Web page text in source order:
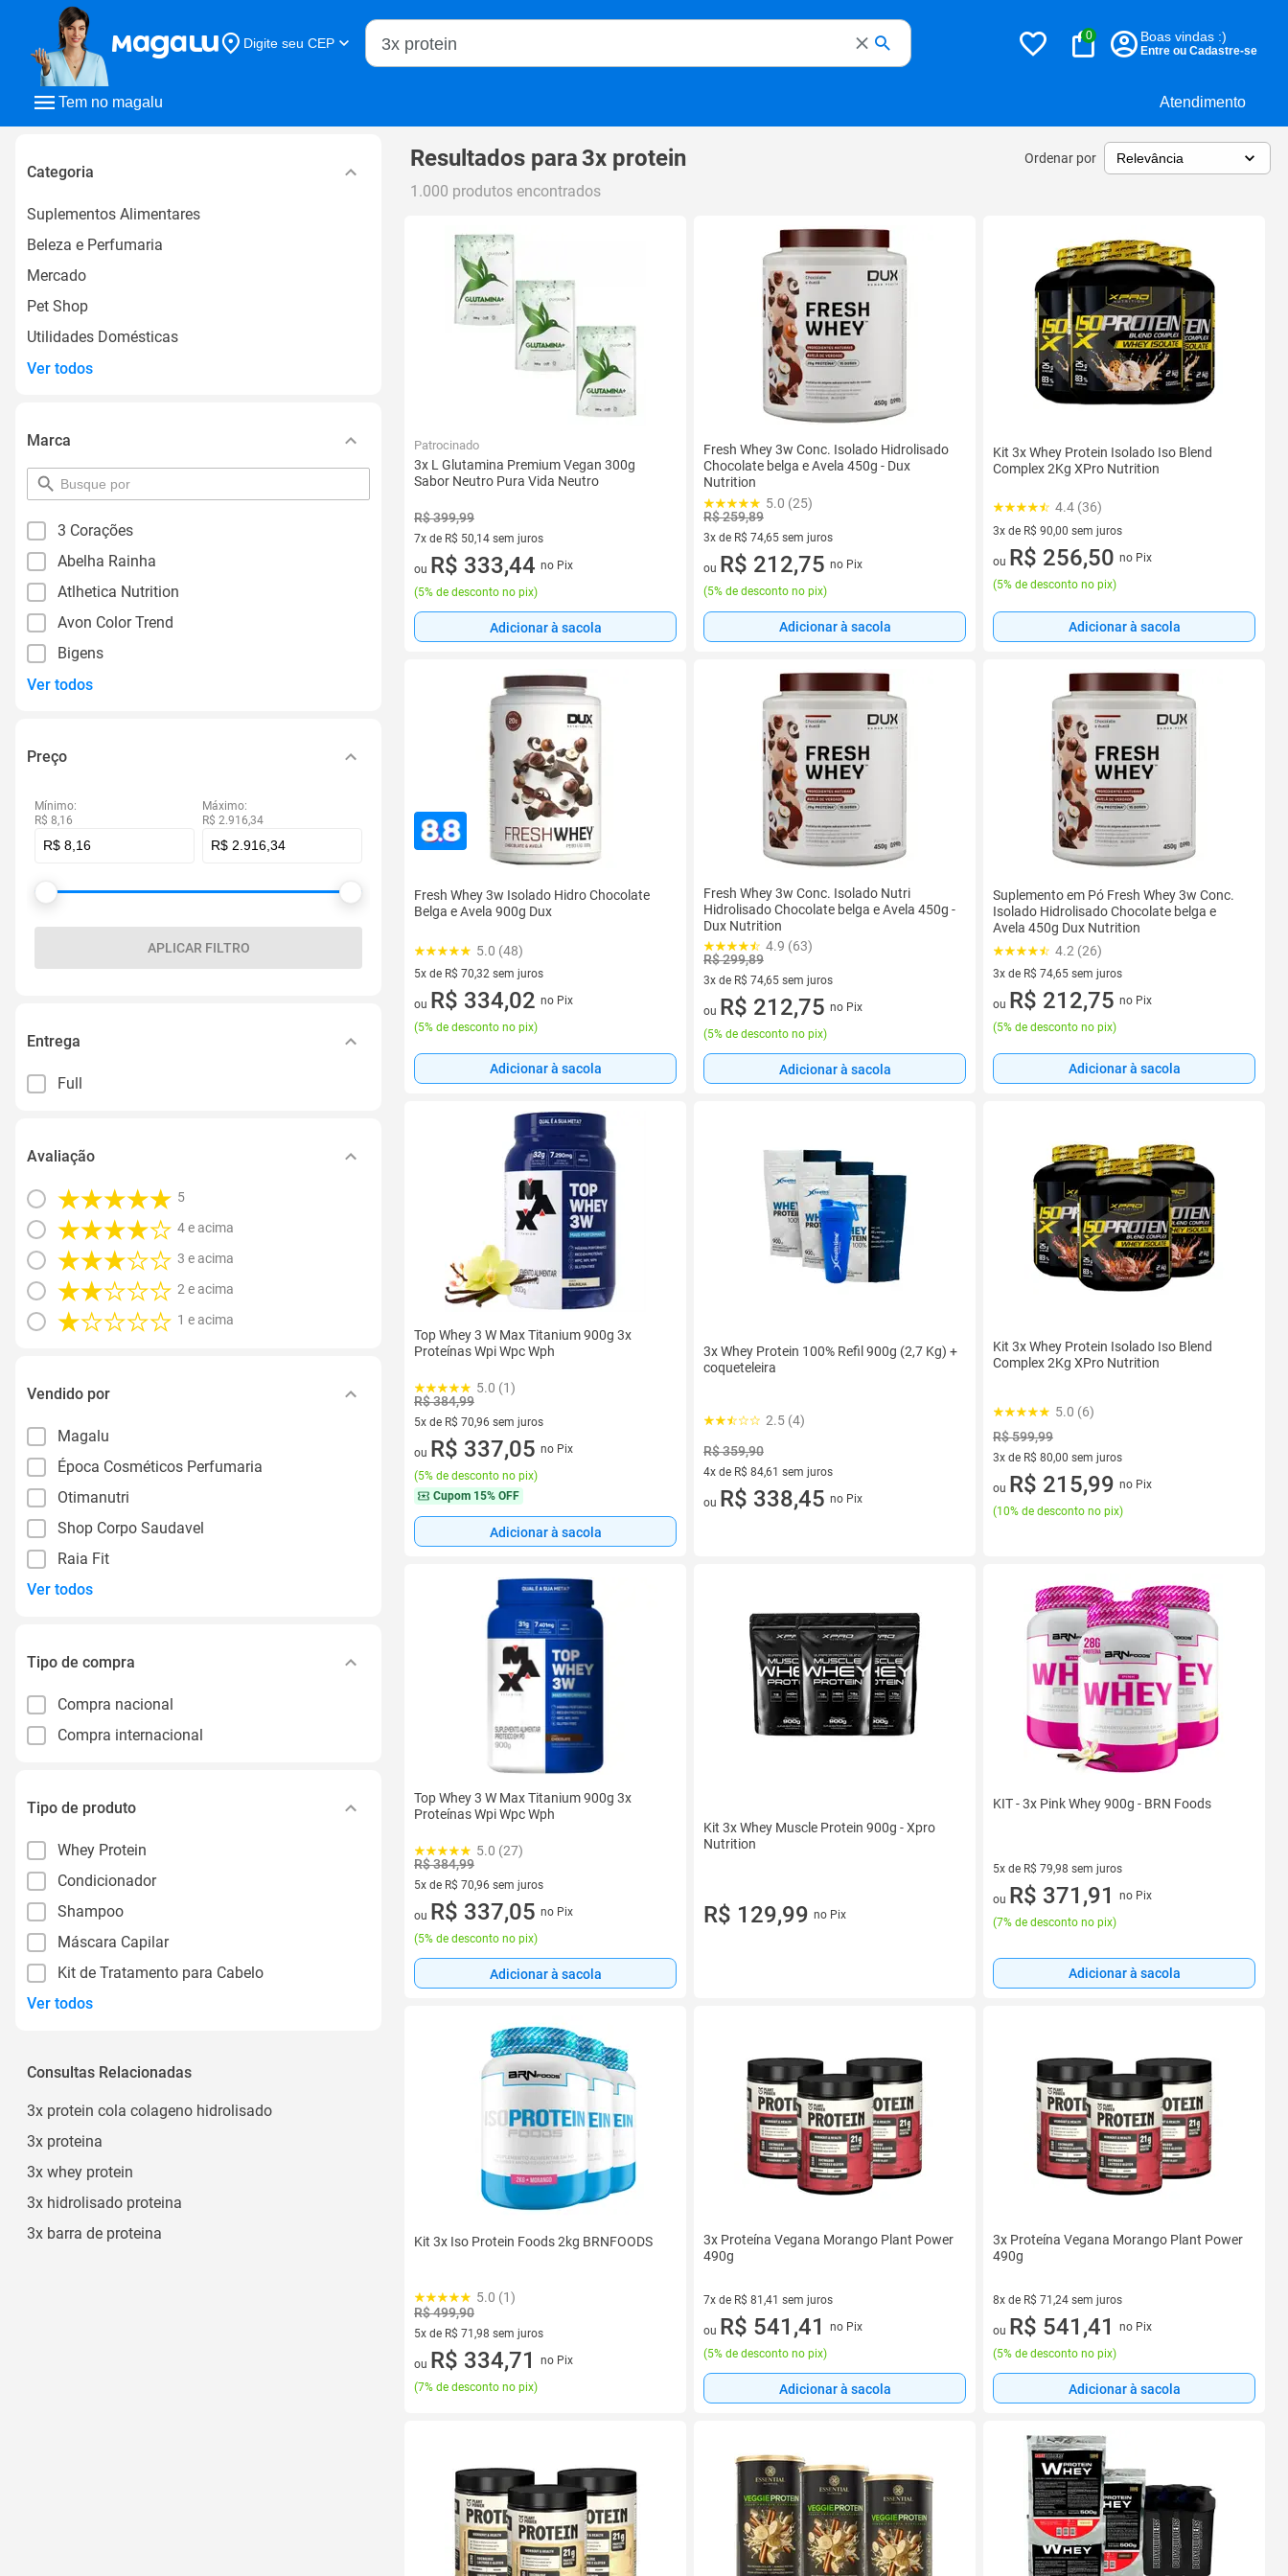
Tem no magalu Atendimento
Digite seu CEP
Buscar no Magalu
0 Boas vindas :)
Entre ou Cadastre-se
Categoria
Suplementos Alimentares
Beleza e Perfumaria
Mercado
Pet Shop
Utilidades Domésticas
Ver todos
Marca
pesquisar
por
3 Corações
Abelha Rainha
Atlhetica Nutrition
Avon Color Trend
Bigens
Ver todos
Preço
Mínimo:
R$ 8,16
Máximo:
R$ 2.916,34
APLICAR FILTRO
Entrega
Full
Avaliação
5
4 e acima
3 e acima
2 e acima
1 e acima
Vendido por
Magalu
Época Cosméticos Perfumaria
Otimanutri
Shop Corpo Saudavel
Raia Fit
Ver todos
Tipo de compra
Compra nacional
Compra internacional
Tipo de produto
Whey Protein
Condicionador
Shampoo
Máscara Capilar
Kit de Tratamento para Cabelo
Ver todos
Consultas Relacionadas
3x protein cola colageno hidrolisado
3x proteina
3x whey protein
3x hidrolisado proteina
3x barra de proteina
Resultados para3x protein Ordenar por
1.000 produtos encontrados
Patrocinado
3x L Glutamina Premium Vegan 300g
Sabor Neutro Pura Vida Neutro
R$ 399,99
7x de R$ 50,14 sem juros
7 vez de R$ 50,14 sem juros
ou R$ 333,44 no Pix
(5% de desconto no pix)
Adicionar à sacola
Fresh Whey 3w Conc. Isolado Hidrolisado
Chocolate belga e Avela 450g - Dux
Nutrition
5.0 (25)
R$ 259,89
3x de R$ 74,65 sem juros
3 vez de R$ 74,65 sem juros
ou R$ 212,75 no Pix
(5% de desconto no pix)
Adicionar à sacola
Kit 3x Whey Protein Isolado Iso Blend
Complex 2Kg XPro Nutrition
4.4 (36)
3x de R$ 90,00 sem juros
3 vez de R$ 90,00 sem juros
ou R$ 256,50 no Pix
(5% de desconto no pix)
Adicionar à sacola
Fresh Whey 3w Isolado Hidro Chocolate
Belga e Avela 900g Dux
5.0 (48)
5x de R$ 70,32 sem juros
5 vez de R$ 70,32 sem juros
ou R$ 334,02 no Pix
(5% de desconto no pix)
Adicionar à sacola
Fresh Whey 3w Conc. Isolado Nutri
Hidrolisado Chocolate belga e Avela 450g -
Dux Nutrition
4.9 (63)
R$ 299,89
3x de R$ 74,65 sem juros
3 vez de R$ 74,65 sem juros
ou R$ 212,75 no Pix
(5% de desconto no pix)
Adicionar à sacola
Suplemento em Pó Fresh Whey 3w Conc.
Isolado Hidrolisado Chocolate belga e
Avela 450g Dux Nutrition
4.2 (26)
3x de R$ 74,65 sem juros
3 vez de R$ 74,65 sem juros
ou R$ 212,75 no Pix
(5% de desconto no pix)
Adicionar à sacola
Top Whey 3 W Max Titanium 900g 3x
Proteínas Wpi Wpc Wph
5.0 (1)
R$ 384,99
5x de R$ 70,96 sem juros
5 vez de R$ 70,96 sem juros
ou R$ 337,05 no Pix
(5% de desconto no pix)
Cupom 15% OFF
Adicionar à sacola
3x Whey Protein 100% Refil 900g (2,7 Kg) +
coqueteleira
2.5 (4)
R$ 359,90
4x de R$ 84,61 sem juros
4 vez de R$ 84,61 sem juros
ou R$ 338,45 no Pix
Kit 3x Whey Protein Isolado Iso Blend
Complex 2Kg XPro Nutrition
5.0 (6)
R$ 599,99
3x de R$ 80,00 sem juros
3 vez de R$ 80,00 sem juros
ou R$ 215,99 no Pix
(10% de desconto no pix)
Top Whey 3 W Max Titanium 900g 3x
Proteínas Wpi Wpc Wph
5.0 (27)
R$ 384,99
5x de R$ 70,96 sem juros
5 vez de R$ 70,96 sem juros
ou R$ 337,05 no Pix
(5% de desconto no pix)
Adicionar à sacola
Kit 3x Whey Muscle Protein 900g - Xpro
Nutrition
R$ 129,99 no Pix
KIT - 3x Pink Whey 900g - BRN Foods
5x de R$ 79,98 sem juros
5 vez de R$ 79,98 sem juros
ou R$ 371,91
no Pix
(7% de desconto no pix)
Adicionar à sacola
Kit 3x Iso Protein Foods 2kg BRNFOODS
5.0 (1)
R$ 499,90
5x de R$ 71,98 sem juros
5 vez de R$ 71,98 sem juros
ou R$ 334,71
no Pix
(7% de desconto no pix)
3x Proteína Vegana Morango Plant Power
490g
7x de R$ 81,41 sem juros
7 vez de R$ 81,41 sem juros
ou R$ 541,41
no Pix
(5% de desconto no pix)
Adicionar à sacola
3x Proteína Vegana Morango Plant Power
490g
8x de R$ 71,24 sem juros
8 vez de R$ 71,24 sem juros
ou R$ 541,41
no Pix
(5% de desconto no pix)
Adicionar à sacola